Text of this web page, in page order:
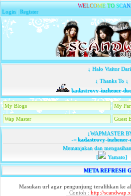
WELCOME TO SCAN
Login |Register
↓ Halo Visitor Dari
↓ Thanks To ↓
kadastrovy-inzhener-
My Blogs My
Wap Master Guest
↓WAPMASTER
-=kadastrovy-inzhener-
Memanjakan dan
[
Yamato]
META REFRESH
Masukan url agar pengunjung teralihkan ke
Contoh : http://